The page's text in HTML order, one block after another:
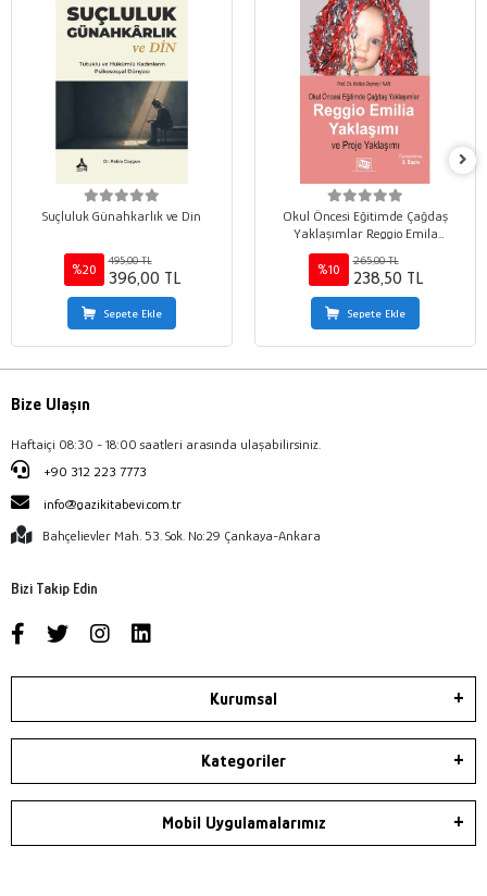
Suçluluk Günahkarlık ve Din
%20
495,00 TL
396,00 TL
Sepete Ekle
Okul Öncesi Eğitimde Çağdaş
Yaklaşımlar Reggio Emila
Yaklaşımı ve Proje Yaklaşımı
%10
265,00 TL
238,50 TL
Sepete Ekle
Bize Ulaşın
Haftaiçi 08:30 - 18:00 saatleri arasında ulaşabilirsiniz.
+90 312 223 7773
info@gazikitabevi.com.tr
Bahçelievler Mah. 53. Sok. No:29 Çankaya-Ankara
Bizi Takip Edin
Kurumsal
Kategoriler
Mobil Uygulamalarımız